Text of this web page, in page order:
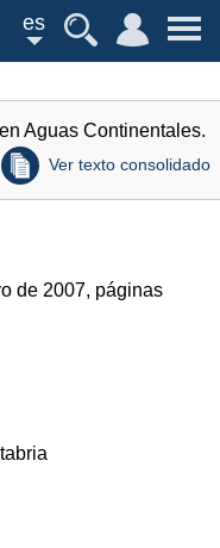
es
Aguas Continentales.
Ver texto consolidado
de 2007, páginas